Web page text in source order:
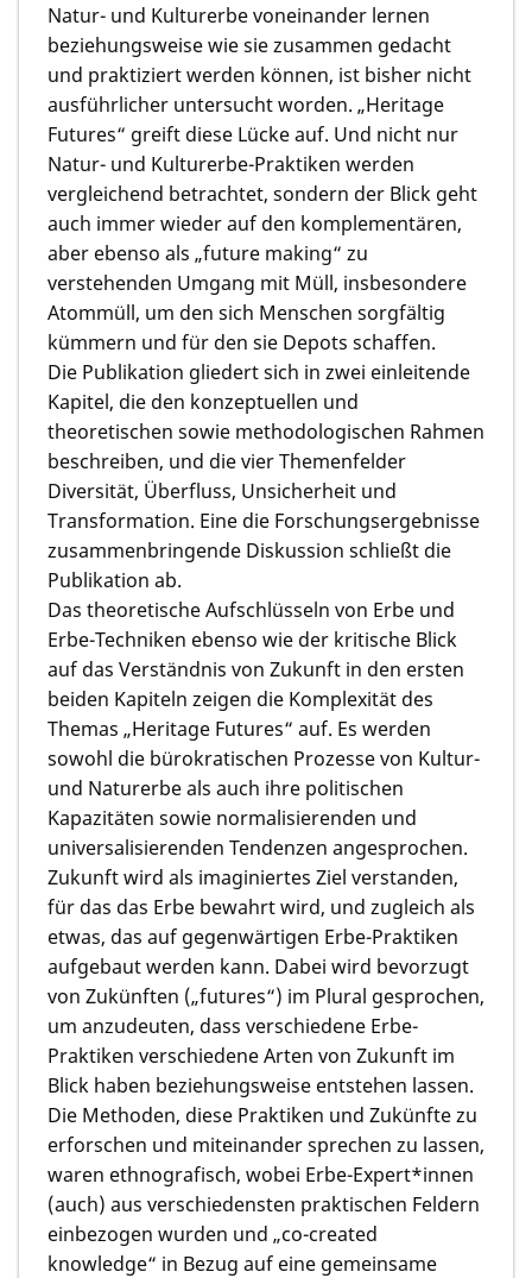
Natur- und Kulturerbe voneinander lernen
beziehungsweise wie sie zusammen gedacht
und praktiziert werden können, ist bisher nicht
ausführlicher untersucht worden. „Heritage
Futures“ greift diese Lücke auf. Und nicht nur
Natur- und Kulturerbe-Praktiken werden
vergleichend betrachtet, sondern der Blick geht
auch immer wieder auf den komplementären,
aber ebenso als „future making“ zu
verstehenden Umgang mit Müll, insbesondere
Atommüll, um den sich Menschen sorgfältig
kümmern und für den sie Depots schaffen.
Die Publikation gliedert sich in zwei einleitende
Kapitel, die den konzeptuellen und
theoretischen sowie methodologischen Rahmen
beschreiben, und die vier Themenfelder
Diversität, Überfluss, Unsicherheit und
Transformation. Eine die Forschungsergebnisse
zusammenbringende Diskussion schließt die
Publikation ab.
Das theoretische Aufschlüsseln von Erbe und
Erbe-Techniken ebenso wie der kritische Blick
auf das Verständnis von Zukunft in den ersten
beiden Kapiteln zeigen die Komplexität des
Themas „Heritage Futures“ auf. Es werden
sowohl die bürokratischen Prozesse von Kultur-
und Naturerbe als auch ihre politischen
Kapazitäten sowie normalisierenden und
universalisierenden Tendenzen angesprochen.
Zukunft wird als imaginiertes Ziel verstanden,
für das das Erbe bewahrt wird, und zugleich als
etwas, das auf gegenwärtigen Erbe-Praktiken
aufgebaut werden kann. Dabei wird bevorzugt
von Zukünften („futures“) im Plural gesprochen,
um anzudeuten, dass verschiedene Erbe-
Praktiken verschiedene Arten von Zukunft im
Blick haben beziehungsweise entstehen lassen.
Die Methoden, diese Praktiken und Zukünfte zu
erforschen und miteinander sprechen zu lassen,
waren ethnografisch, wobei Erbe-Expert*innen
(auch) aus verschiedensten praktischen Feldern
einbezogen wurden und „co-created
knowledge“ in Bezug auf eine gemeinsame